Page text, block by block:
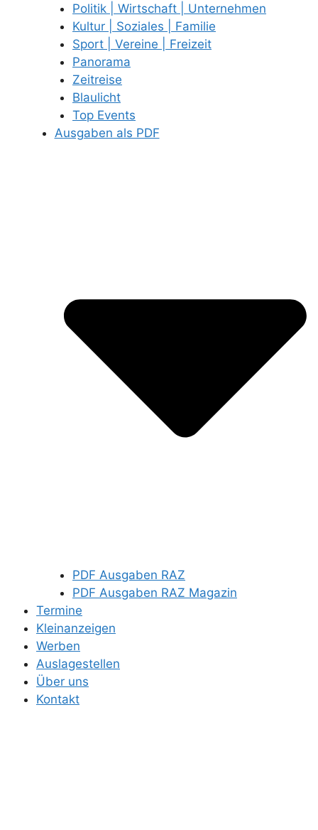
Politik | Wirtschaft | Unternehmen
Kultur | Soziales | Familie
Sport | Vereine | Freizeit
Panorama
Zeitreise
Blaulicht
Top Events
Ausgaben als PDF
PDF Ausgaben RAZ
PDF Ausgaben RAZ Magazin
Termine
Kleinanzeigen
Werben
Auslagestellen
Über uns
Kontakt